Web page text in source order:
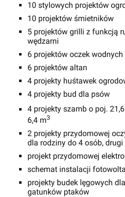
10 stylowych projektów
10 projektów śmietników
5 projektów grilli z funkcją
wędzarni
6 projektów oczek wodnych
6 projektów altan
4 projekty huśtawek
4 projekty bud dla psów
4 projekty szamb o poj.
6,4 m3
2 projekty przydomowej
dla rodziny do 4 osób,
projekt przydomowej
schemat instalacji
projekty budek lęgowych
gatunków ptaków